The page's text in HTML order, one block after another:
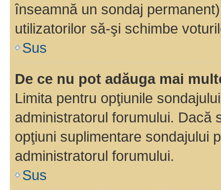
înseamnă un sondaj
utilizatorilor să-şi schimbe
Sus
De ce nu pot adăuga mai
Limita pentru opţiunile
administratorul forumului. Dacă
opţiuni suplimentare sondajului
administratorul forumului.
Sus